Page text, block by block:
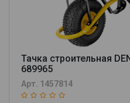
Тачка строительная
689965
Арт. 1457814